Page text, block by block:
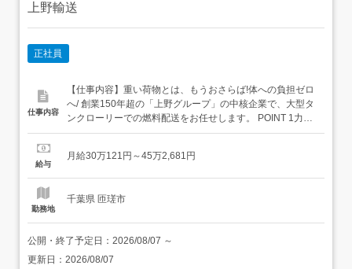
上野輸送
正社員
仕事内容
【仕事内容】重い荷物とは、もうおさらば!体への負担ゼロ
へ/ 創業150年超の「上野グループ」の中核企業で、大型タ
ンクローリーでの燃料配送をお任せします。 POINT 1力仕
事なし:液体輸送なので手積み・手卸しゼロ。2毎日お家に
る!3安全第一の評価制度:最新の安全装置を全車完備4借り
給与
月給30万121円～45万2,681円
勤務地
千葉県 匝瑳市
公開・終了予定日： 2026/08/07 ～
更新日： 2026/08/07